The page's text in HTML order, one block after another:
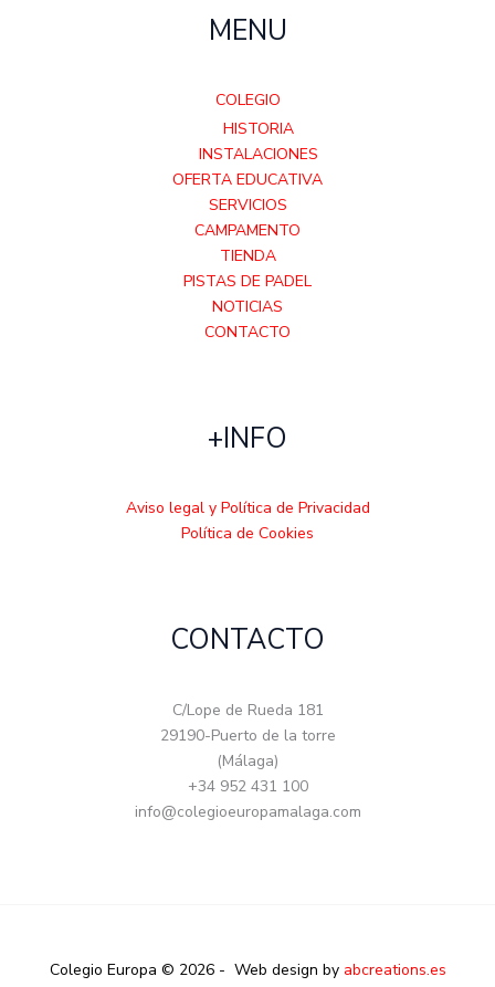
MENU
COLEGIO
HISTORIA
INSTALACIONES
OFERTA EDUCATIVA
SERVICIOS
CAMPAMENTO
TIENDA
PISTAS DE PADEL
NOTICIAS
CONTACTO
+INFO
Aviso legal y Política de Privacidad
Política de Cookies
CONTACTO
C/Lope de Rueda 181
29190-Puerto de la torre
(Málaga)
+34 952 431 100
info@colegioeuropamalaga.com
Colegio Europa © 2026 - Web design by abcreations.es